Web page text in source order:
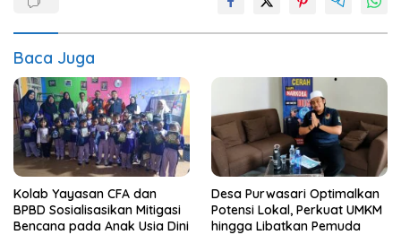
Baca Juga
Kolab Yayasan CFA dan
BPBD Sosialisasikan Mitigasi
Bencana pada Anak Usia Dini
Desa Purwasari Optimalkan
Potensi Lokal, Perkuat UMKM
hingga Libatkan Pemuda